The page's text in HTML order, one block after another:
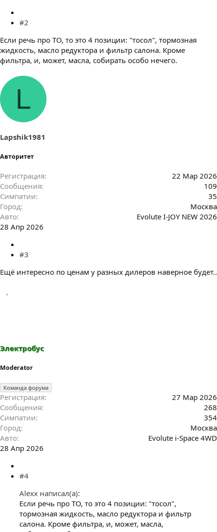
#2
Если речь про ТО, то это 4 позиции: "тосол", тормозная
жидкость, масло редуктора и фильтр салона. Кроме
фильтра, и, может, масла, собирать особо нечего.
L
Lapshik1981
Авторитет
Регистрация
22 Мар 2026
Сообщения
109
Симпатии
35
Город
Москва
Авто
Evolute I-JOY NEW 2026
28 Апр 2026
#3
Ещё интересно по ценам у разных дилеров наверное будет..
Электробус
Moderator
Команда форума
Регистрация
27 Мар 2026
Сообщения
268
Симпатии
354
Город
Москва
Авто
Evolute i-Space 4WD
28 Апр 2026
#4
Alexx написал(а):
Если речь про ТО, то это 4 позиции: "тосол",
тормозная жидкость, масло редуктора и фильтр
салона. Кроме фильтра, и, может, масла,